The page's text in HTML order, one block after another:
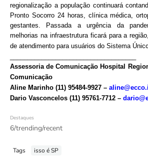
regionalização a população continuará
Pronto Socorro 24 horas, clínica médica,
gestantes. Passada a urgência da
melhorias na infraestrutura ficará para a
de atendimento para usuários do Sistema
Assessoria de Comunicação Hospital
Comunicação
Aline Marinho (11) 95484-9927 –
Dario Vasconcelos (11) 95761-7712 –
Destaques
6/trending/recent
Tags isso é SP